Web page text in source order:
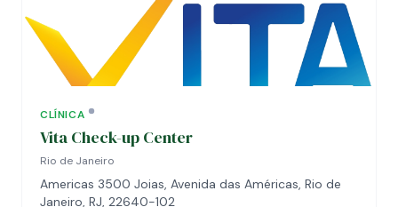
CLÍNICA
Vita Check-up Center
Rio de Janeiro
Americas 3500 Joias, Avenida das Américas, Rio de
Janeiro, RJ, 22640-102